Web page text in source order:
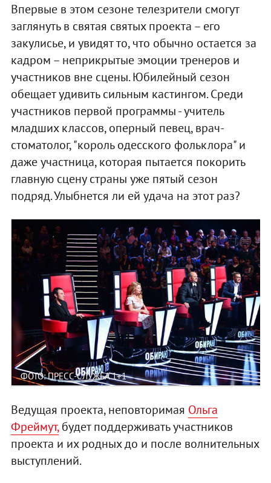
Впервые в этом сезоне телезрители смогут
заглянуть в святая святых проекта – его
закулисье, и увидят то, что обычно остается за
кадром – неприкрытые эмоции тренеров и
участников вне сцены. Юбилейный сезон
обещает удивить сильным кастингом. Среди
участников первой программы - учитель
младших классов, оперный певец, врач-
стоматолог, "король одесского фольклора" и
даже участница, которая пытается покорить
главную сцену страны уже пятый сезон
подряд. Улыбнется ли ей удача на этот раз?
ФОТО: ПРЕСС-СЛУЖБА 1+1
Ведущая проекта, неповторимая Ольга
Фреймут,будет поддерживать участников
проекта и их родных до и после волнительных
выступлений.